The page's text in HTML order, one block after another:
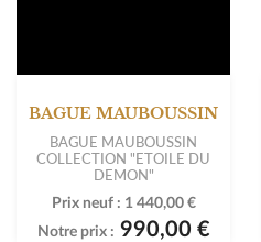
BAGUE MAUBOUSSIN
BAGUE MAUBOUSSIN
COLLECTION "ETOILE DU
DEMON"
Prix neuf : 1 440,00 €
Notre prix : 990,00 €